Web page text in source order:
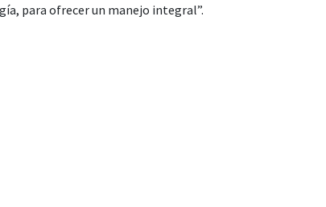
para ofrecer un manejo integral”.